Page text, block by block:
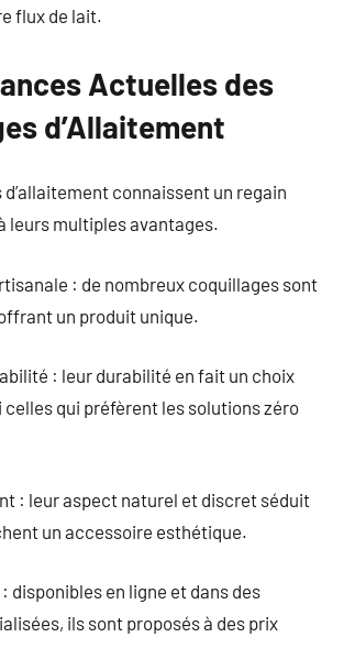
flux de lait.
Actuelles des
d’Allaitement
connaissent un regain
leurs multiples avantages.
: de nombreux coquillages sont
un produit unique.
: leur durabilité en fait un choix
celles qui préfèrent les solutions zéro
: leur aspect naturel et discret séduit
un accessoire esthétique.
disponibles en ligne et dans des
ils sont proposés à des prix